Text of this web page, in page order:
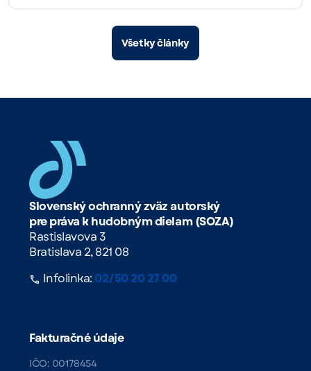
Všetky články
Slovenský ochranný zväz autorský
pre práva k hudobným dielam (SOZA)
Rastislavova 3
Bratislava 2, 821 08
Infolinka: 02/50 20 27 00
Fakturačné údaje
IČO: 00178454